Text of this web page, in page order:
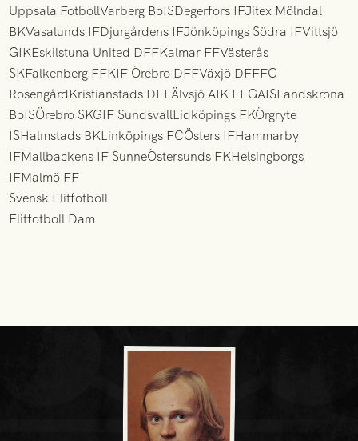
Uppsala FotbollVarberg BoISDegerfors IFJitex Mölndal
BKVasalunds IFDjurgårdens IFJönköpings Södra IFVittsjö
GIKEskilstuna United DFFKalmar FFVästerås
SKFalkenberg FFKIF Örebro DFFVäxjö DFFFC
RosengårdKristianstads DFFÄlvsjö AIK FFGAISLandskrona
BoISÖrebro SKGIF SundsvallLidköpings FKÖrgryte
ISHalmstads BKLinköpings FCÖsters IFHammarby
IFMallbackens IF SunneÖstersunds FKHelsingborgs
IFMalmö FF
Svensk Elitfotboll
Elitfotboll Dam